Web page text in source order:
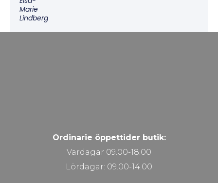
Marie
Lindberg
Ordinarie öppettider butik:
Vardagar 09.00-18.00
Lördagar: 09.00-14.00